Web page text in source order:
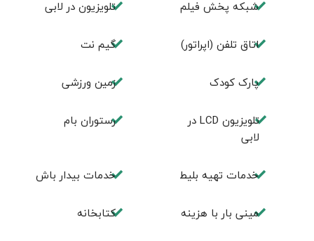
شبکه پخش فیلم تلویزیون در لابی
اتاق تلفن (اپراتور) گیم نت
پارک کودک زمین ورزشی
تلويزيون LCD در
لابی
رستوران بام
خدمات تهيه بليط خدمات بیدار باش
مینی بار با هزینه كتابخانه